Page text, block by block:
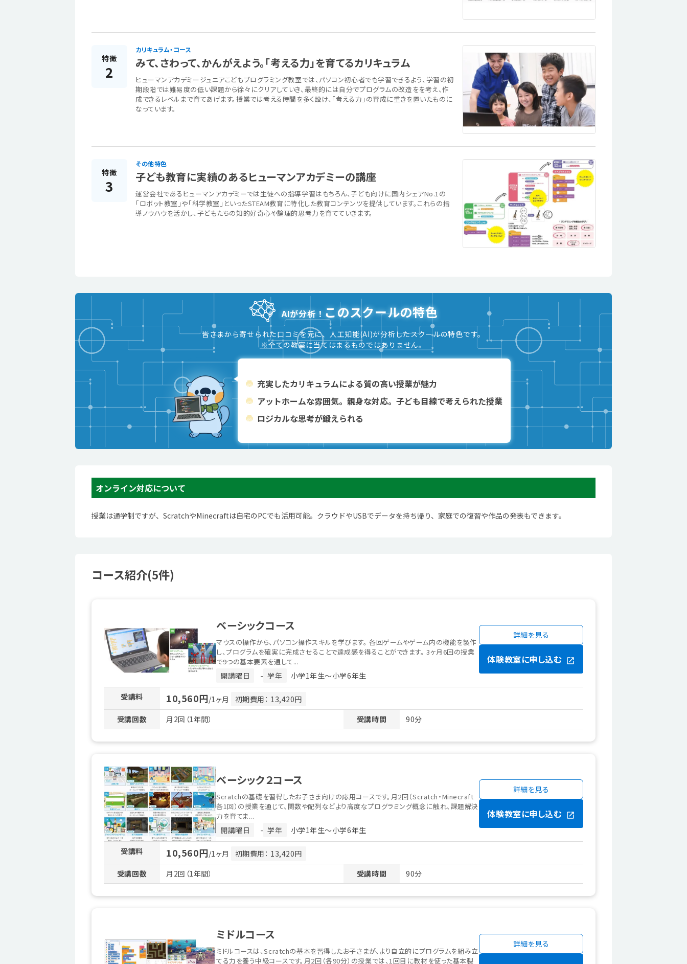
特徴
2
カリキュラム・コース
みて、さわって、かんがえよう。「考える力」を育てるカリキュラム
ヒューマンアカデミージュニアこどもプログラミング教室では、パソコン初心者でも学習できるよう、学習の初
期段階では難易度の低い課題から徐々にクリアしていき、最終的には自分でプログラムの改造をを考え、作
成できるレベルまで育てあげます。授業では考える時間を多く設け、「考える力」の育成に重きを置いたものに
なっています。
特徴
3
その他特色
子ども教育に実績のあるヒューマンアカデミーの講座
運営会社であるヒューマンアカデミーでは生徒への指導学習はもちろん、子ども向けに国内シェアNo.1の
「ロボット教室」や「科学教室」といったSTEAM教育に特化した教育コンテンツを提供しています。これらの指
導ノウハウを活かし、子どもたちの知的好奇心や論理的思考力を育てていきます。
AIが分析！ このスクールの特色
皆さまから寄せられた口コミを元に、人工知能(AI)が分析したスクールの特色です。
※全ての教室に当てはまるものではありません。
充実したカリキュラムによる質の高い授業が魅力
アットホームな雰囲気。親身な対応。子ども目線で考えられた授業
ロジカルな思考が鍛えられる
オンライン対応について
授業は通学制ですが、ScratchやMinecraftは自宅のPCでも活用可能。クラウドやUSBでデータを持ち帰り、家庭での復習や作品の発表もできます。
コース紹介(5件)
ベーシックコース
マウスの操作から、パソコン操作スキルを学びます。 各回ゲームやゲーム内の機能を製作
し、プログラムを確実に完成させることで達成感を得ることができます。 3ヶ月6回の授業
で9つの基本要素を通して...
開講曜日 - 学年 小学1年生〜小学6年生
詳細を見る
体験教室に申し込む
受講料 10,560円/1ヶ月
初期費用： 13,420円
受講回数
月2回（1年間） 受講時間 90分
ベーシック２コース
Scratchの基礎を習得したお子さま向けの応用コースです。月2回（Scratch・Minecraft
各1回）の授業を通じて、関数や配列などより高度なプログラミング概念に触れ、課題解決
力を育てま...
開講曜日 - 学年 小学1年生〜小学6年生
詳細を見る
体験教室に申し込む
受講料 10,560円/1ヶ月
初期費用： 13,420円
受講回数
月2回（1年間） 受講時間 90分
ミドルコース
ミドルコースは、Scratchの基本を習得したお子さまが、より自立的にプログラムを組み立
てる力を養う中級コースです。月2回（各90分）の授業では、1回目に教材を使った基本製
詳細を見る